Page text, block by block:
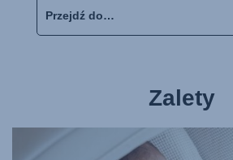
Zalety